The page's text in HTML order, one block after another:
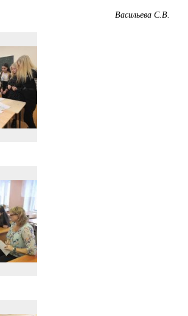
Васильева С.В.